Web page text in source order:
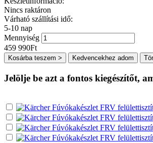
Nincs raktáron
Várható szállítási idő:
5-10 nap
Mennyiség
459 990Ft
Kosárba teszem > Kedvencekhez adom
Jelölje be azt a fontos kiegészítőt,